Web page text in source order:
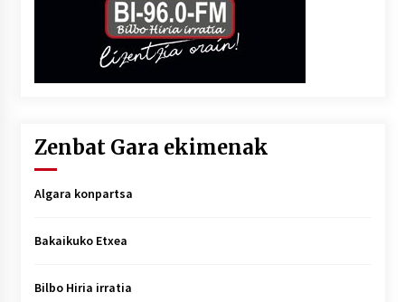
Zenbat Gara ekimenak
Algara konpartsa
Bakaikuko Etxea
Bilbo Hiria irratia